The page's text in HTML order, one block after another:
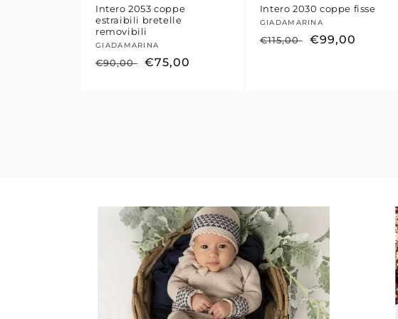
Intero 2053 coppe
estraibili bretelle
removibili
Fornitore:
GIADAMARINA
Prezzo
€90,00
Prezzo
€75,00
Intero 2030 coppe fisse
Fornitore:
GIADAMARINA
Prezzo
€115,00
Prezzo
€99,00